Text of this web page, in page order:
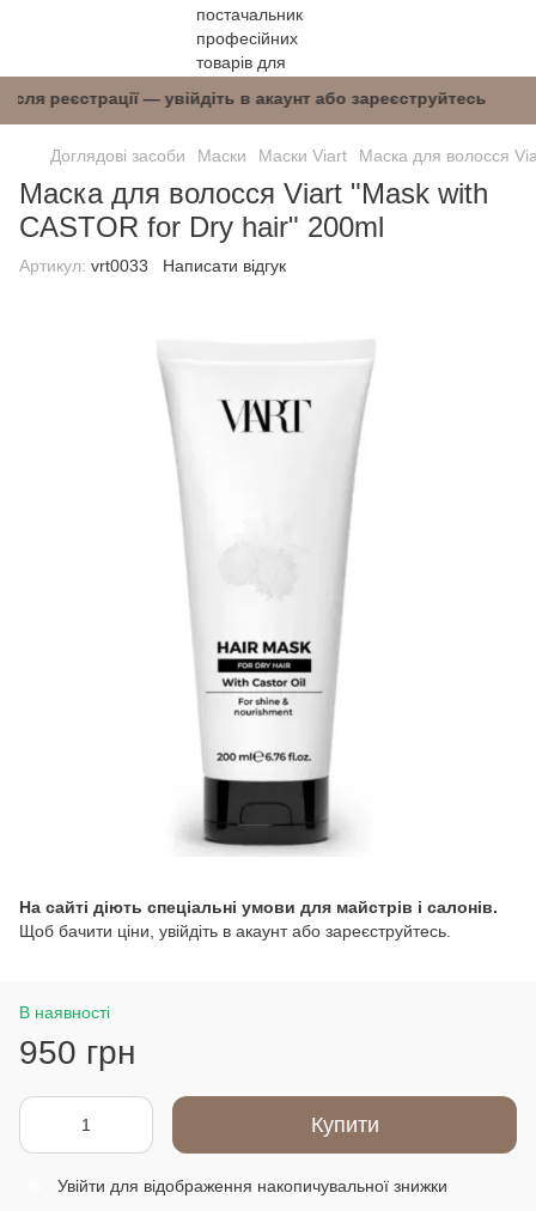
реєстрації — увійдіть в акаунт
Доглядові засоби Маски Маски Viart Маска для волосся
Маска для волосся Viart "Mask with
CASTOR for Dry hair" 200ml
Артикул: vrt0033 Написати відгук
На сайті діють спеціальні умови для майстрів і салонів.
Щоб бачити ціни, увійдіть в акаунт або зареєструйтесь.
В наявності
950 грн
Купити
Увійти для відображення накопичувальної знижки